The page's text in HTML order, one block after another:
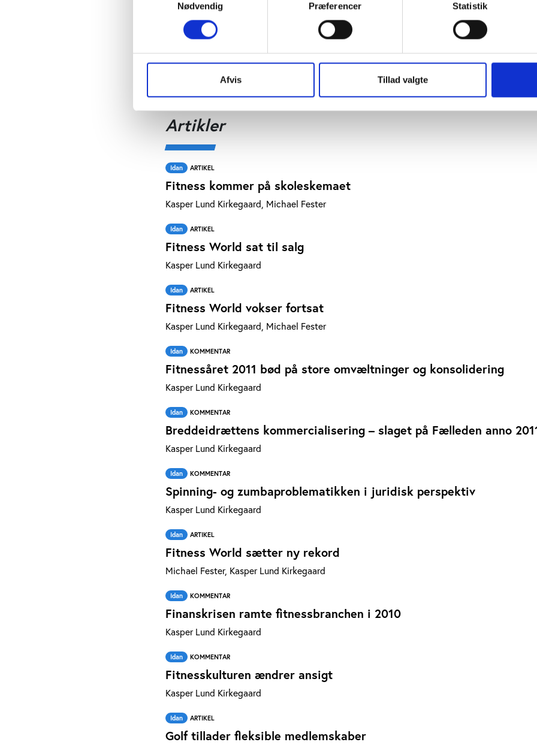
Nødvendig
Præferencer Statistik
Afvis Tillad valgte
Kasper Lund Kirkegaard
Andre UDGIVELSE
Fitnesskultur mellem lyst og pligt
Artikler
Idan ARTIKEL
Fitness kommer på skoleskemaet
Kasper Lund Kirkegaard, Michael Fester
Idan ARTIKEL
Fitness World sat til salg
Kasper Lund Kirkegaard
Idan ARTIKEL
Fitness World vokser fortsat
Kasper Lund Kirkegaard, Michael Fester
Idan KOMMENTAR
Fitnessåret 2011 bød på store omvæltninger og konsolidering
Kasper Lund Kirkegaard
Idan KOMMENTAR
Breddeidrættens kommercialisering – slaget på Fælleden anno
Kasper Lund Kirkegaard
Idan KOMMENTAR
Spinning- og zumbaproblematikken i juridisk perspektiv
Kasper Lund Kirkegaard
Idan ARTIKEL
Fitness World sætter ny rekord
Michael Fester, Kasper Lund Kirkegaard
Idan KOMMENTAR
Finanskrisen ramte fitnessbranchen i 2010
Kasper Lund Kirkegaard
Idan KOMMENTAR
Fitnesskulturen ændrer ansigt
Kasper Lund Kirkegaard
Idan ARTIKEL
Golf tillader fleksible medlemskaber